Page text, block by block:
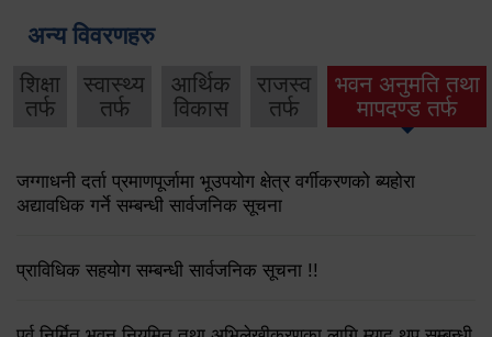
अन्य विवरणहरु
शिक्षा
तर्फ
स्वास्थ्य
तर्फ
आर्थिक
विकास
राजस्व
तर्फ
भवन अनुमति तथा
मापदण्ड तर्फ
जग्गाधनी दर्ता प्रमाणपूर्जामा भूउपयोग क्षेत्र वर्गीकरणको ब्यहोरा
अद्यावधिक गर्ने सम्बन्धी सार्वजनिक सूचना
प्राविधिक सहयोग सम्बन्धी सार्वजनिक सूचना !!